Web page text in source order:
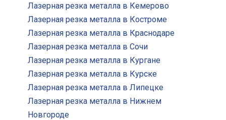
Лазерная резка металла в Кемерово
Лазерная резка металла в Костроме
Лазерная резка металла в Краснодаре
Лазерная резка металла в Сочи
Лазерная резка металла в Кургане
Лазерная резка металла в Курске
Лазерная резка металла в Липецке
Лазерная резка металла в Нижнем
Новгороде